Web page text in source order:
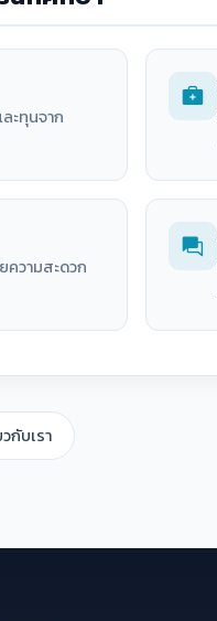
ะทุนจาก
วามสะดวก
กับเรา